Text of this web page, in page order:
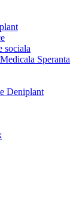
sociala
Speranta
Deniplant